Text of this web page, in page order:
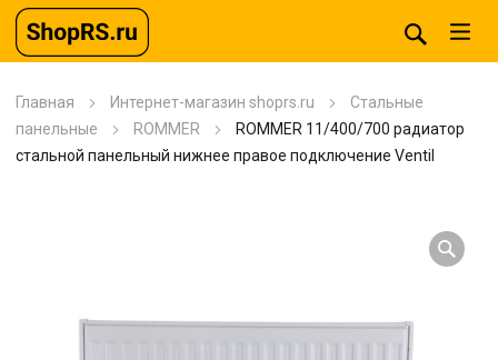
Главная Интернет-магазин shoprs.ru
Стальные
панельные
ROMMER
ROMMER 11/400/700 радиатор
стальной панельный нижнее правое подключение Ventil